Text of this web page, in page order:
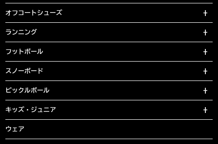
オフコートシューズ
ランニング
フットボール
スノーボード
ピックルボール
キッズ・ジュニア
ウェア